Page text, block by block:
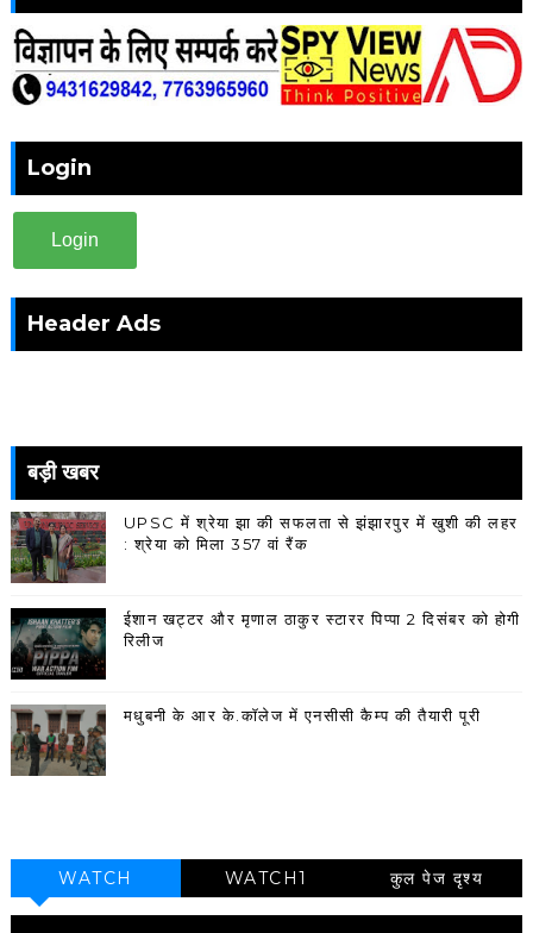
Login
Login
Header Ads
बड़ी खबर
UPSC में श्रेया झा की सफलता से झंझारपुर में खुशी की लहर
: श्रेया को मिला 357 वां रैंक
ईशान खट्टर और मृणाल ठाकुर स्टारर पिप्पा 2 दिसंबर को होगी
रिलीज
मधुबनी के आर के.कॉलेज में एनसीसी कैम्प की तैयारी पूरी
WATCH WATCH1 कुल पेज दृश्य